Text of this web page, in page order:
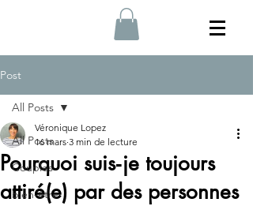
Post
All Posts
Couples
bien-être
All Posts
Pourquoi suis‑je toujours
attiré(e) par des personnes
Véronique Lopez
16 mars 3 min de lecture